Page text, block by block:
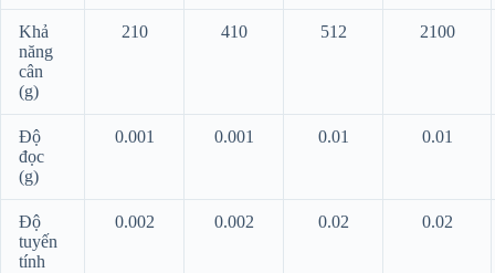
Khả
năng
cân
(g)
210 410 512 2100
Độ
đọc
(g)
0.001 0.001 0.01 0.01
Độ
tuyến
tính
0.002 0.002 0.02 0.02